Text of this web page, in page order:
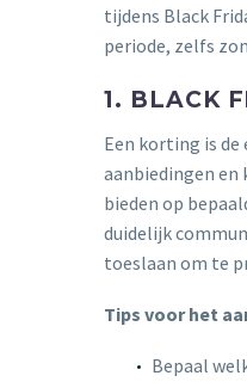
tijdens Black
periode, zelfs
1. BLACK
Een korting is de
aanbiedingen en
bieden op
duidelijk
toeslaan om te
Tips voor het
Bepaal